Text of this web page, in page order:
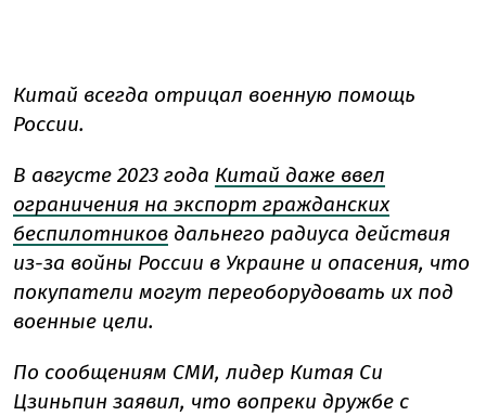
Китай всегда отрицал военную помощь
России.
В августе 2023 года Китай даже ввел
ограничения на экспорт гражданских
беспилотников дальнего радиуса действия
из-за войны России в Украине и опасения, что
покупатели могут переоборудовать их под
военные цели.
По сообщениям СМИ, лидер Китая Си
Цзиньпин заявил, что вопреки дружбе с